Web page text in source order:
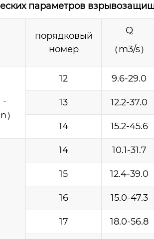
параметров
порядковый
номер
Q
（m3/s）
-
12 9.6-29.0
13 12.2-37.0
14 15.2-45.6
14 10.1-31.7
15 12.4-39.0
16 15.0-47.3
17 18.0-56.8